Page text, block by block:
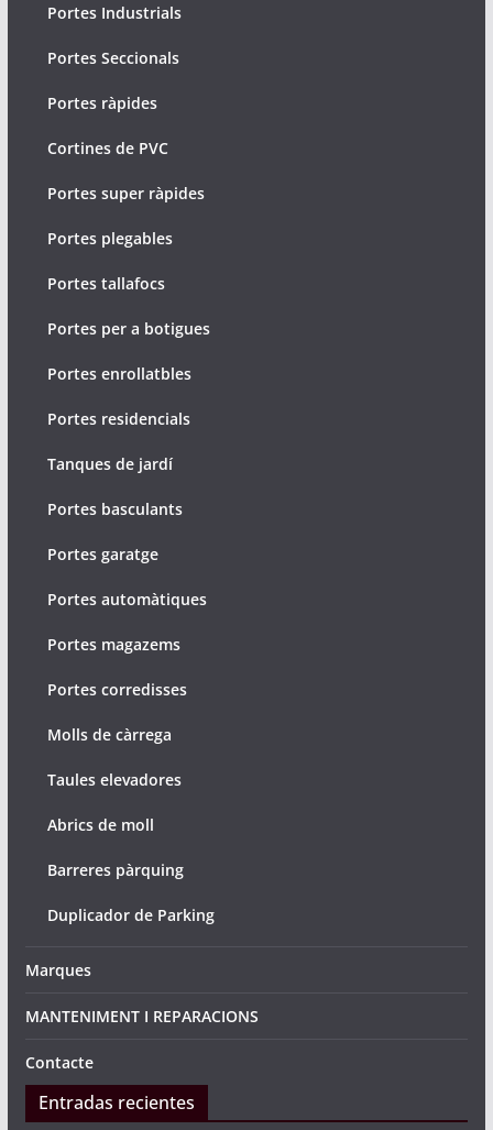
Portes Industrials
Portes Seccionals
Portes ràpides
Cortines de PVC
Portes super ràpides
Portes plegables
Portes tallafocs
Portes per a botigues
Portes enrollatbles
Portes residencials
Tanques de jardí
Portes basculants
Portes garatge
Portes automàtiques
Portes magazems
Portes corredisses
Molls de càrrega
Taules elevadores
Abrics de moll
Barreres pàrquing
Duplicador de Parking
Marques
MANTENIMENT I REPARACIONS
Contacte
Entradas recientes